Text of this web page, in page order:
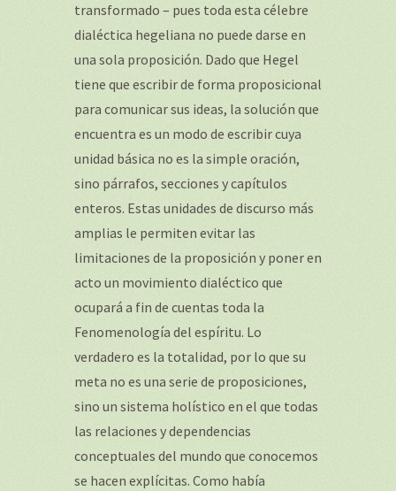
transformado – pues toda esta célebre
dialéctica hegeliana no puede darse en
una sola proposición. Dado que Hegel
tiene que escribir de forma proposicional
para comunicar sus ideas, la solución que
encuentra es un modo de escribir cuya
unidad básica no es la simple oración,
sino párrafos, secciones y capítulos
enteros. Estas unidades de discurso más
amplias le permiten evitar las
limitaciones de la proposición y poner en
acto un movimiento dialéctico que
ocupará a fin de cuentas toda la
Fenomenología del espíritu. Lo
verdadero es la totalidad, por lo que su
meta no es una serie de proposiciones,
sino un sistema holístico en el que todas
las relaciones y dependencias
conceptuales del mundo que conocemos
se hacen explícitas. Como había